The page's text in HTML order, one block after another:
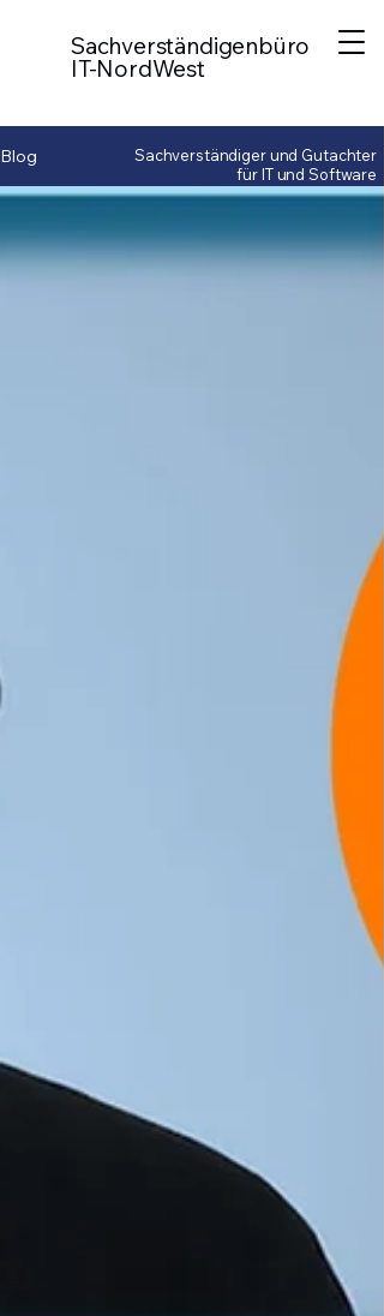
Sachverständigenbüro
IT-NordWest
Blog
Sachverständiger und Gutachter
für IT und Software